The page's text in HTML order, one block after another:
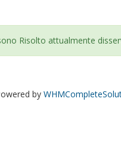
Risolto attualmente
by